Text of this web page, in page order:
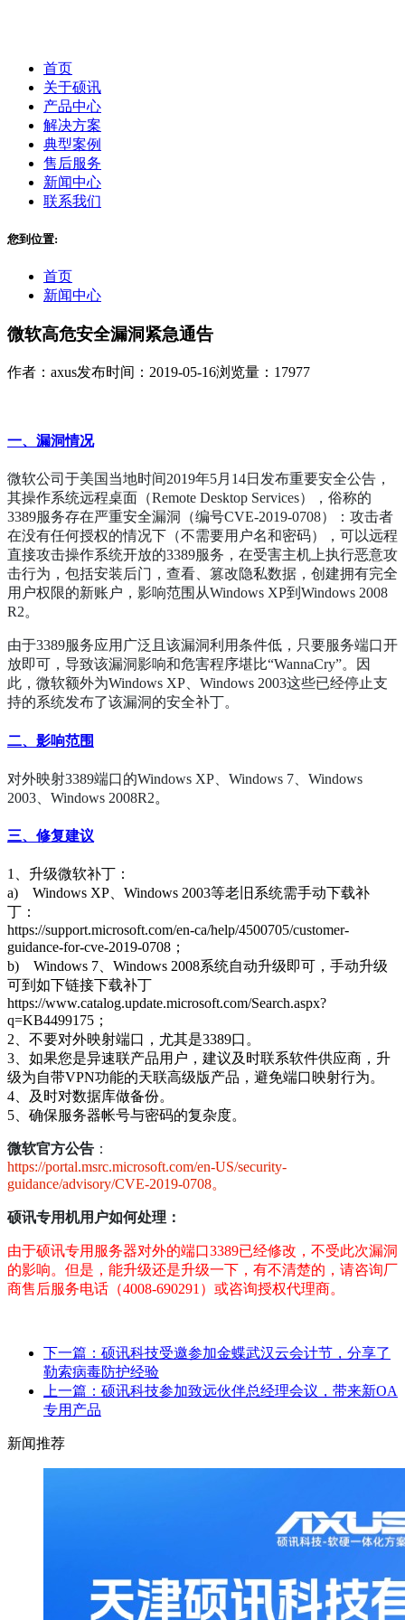
首页
关于硕讯
产品中心
解决方案
典型案例
售后服务
新闻中心
联系我们
您到位置:
首页
新闻中心
微软高危安全漏洞紧急通告
作者：axus发布时间：2019-05-16浏览量：17977
一、漏洞情况
微软公司于美国当地时间2019年5月14日发布重要安全公告，
其操作系统远程桌面（Remote Desktop Services），俗称的
3389服务存在严重安全漏洞（编号CVE-2019-0708）：攻击者
在没有任何授权的情况下（不需要用户名和密码），可以远程
直接攻击操作系统开放的3389服务，在受害主机上执行恶意攻
击行为，包括安装后门，查看、篡改隐私数据，创建拥有完全
用户权限的新账户，影响范围从Windows XP到Windows 2008
R2。
由于3389服务应用广泛且该漏洞利用条件低，只要服务端口开
放即可，导致该漏洞影响和危害程序堪比“WannaCry”。因
此，微软额外为Windows XP、Windows 2003这些已经停止支
持的系统发布了该漏洞的安全补丁。
二、影响范围
对外映射3389端口的Windows XP、Windows 7、Windows
2003、Windows 2008R2。
三、修复建议
1、升级微软补丁：
a) Windows XP、Windows 2003等老旧系统需手动下载补
丁：
https://support.microsoft.com/en-ca/help/4500705/customer-
guidance-for-cve-2019-0708；
b) Windows 7、Windows 2008系统自动升级即可，手动升级
可到如下链接下载补丁
https://www.catalog.update.microsoft.com/Search.aspx?
q=KB4499175；
2、不要对外映射端口，尤其是3389口。
3、如果您是异速联产品用户，建议及时联系软件供应商，升
级为自带VPN功能的天联高级版产品，避免端口映射行为。
4、及时对数据库做备份。
5、确保服务器帐号与密码的复杂度。
微软官方公告 ：
https://portal.msrc.microsoft.com/en-US/security-
guidance/advisory/CVE-2019-0708。
硕讯专用机用户如何处理：
由于硕讯专用服务器对外的端口3389已经修改，不受此次漏洞
的影响。但是，能升级还是升级一下，有不清楚的，请咨询厂
商售后服务电话（4008-690291）或咨询授权代理商。
下一篇：硕讯科技受邀参加金蝶武汉云会计节，分享了
勒索病毒防护经验
上一篇：硕讯科技参加致远伙伴总经理会议，带来新OA
专用产品
新闻推荐